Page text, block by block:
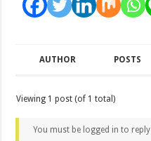
AUTHOR POSTS
Viewing 1 post (of 1 total)
You must be logged in to